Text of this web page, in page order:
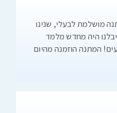
מושלמת לבעלי, שנינו
היה מחדש מלמד
המתנה הוזמנה מהיום